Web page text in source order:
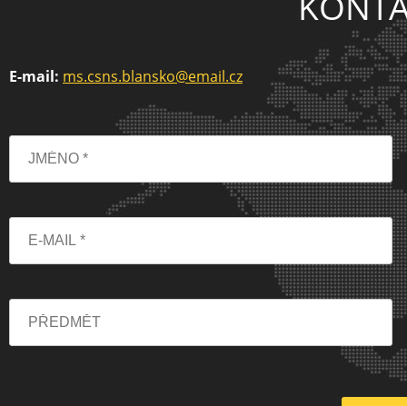
E-mail: ms.csns.blansko@email.cz